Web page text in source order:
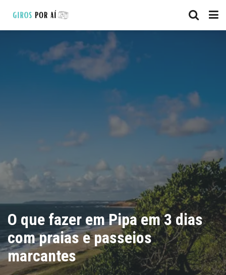
O que fazer em Pipa em 3 dias
com praias e passeios
marcantes